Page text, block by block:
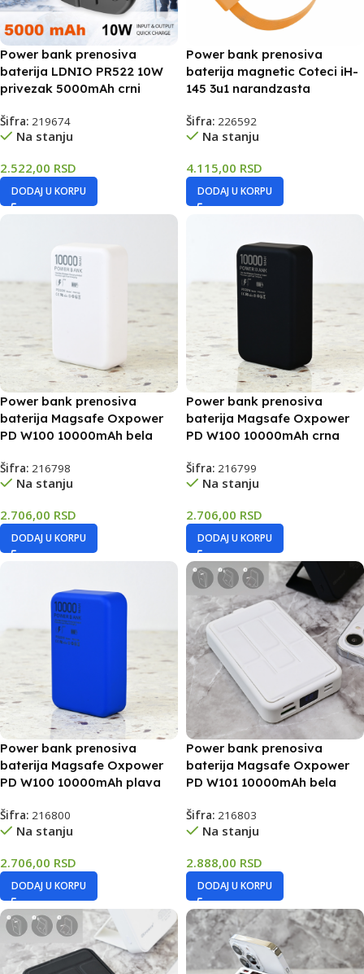
Power bank prenosiva
baterija LDNIO PR522 10W
privezak 5000mAh crni
Šifra: 219674
Na stanju
2.522,00 RSD
DODAJ U KORPU
Power bank prenosiva
baterija magnetic Coteci iH-
145 3u1 narandzasta
Šifra: 226592
Na stanju
4.115,00 RSD
DODAJ U KORPU
Power bank prenosiva
baterija Magsafe Oxpower
PD W100 10000mAh bela
Šifra: 216798
Na stanju
2.706,00 RSD
DODAJ U KORPU
Power bank prenosiva
baterija Magsafe Oxpower
PD W100 10000mAh crna
Šifra: 216799
Na stanju
2.706,00 RSD
DODAJ U KORPU
Power bank prenosiva
baterija Magsafe Oxpower
PD W100 10000mAh plava
Šifra: 216800
Na stanju
2.706,00 RSD
DODAJ U KORPU
Power bank prenosiva
baterija Magsafe Oxpower
PD W101 10000mAh bela
Šifra: 216803
Na stanju
2.888,00 RSD
DODAJ U KORPU